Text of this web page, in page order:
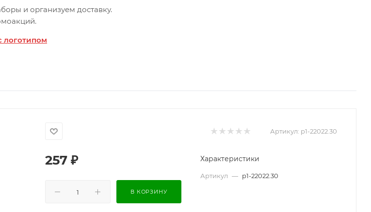
и организуем доставку.
логотипом
Артикул: p1-22022.30
257 ₽
В КОРЗИНУ
Характеристики
Артикул — p1-22022.30